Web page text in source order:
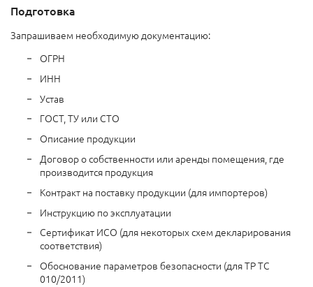
Подготовка
Запрашиваем необходимую документацию:
ОГРН
ИНН
Устав
ГОСТ, ТУ или СТО
Описание продукции
Договор о собственности или аренды помещения, где
производится продукция
Контракт на поставку продукции (для импортеров)
Инструкцию по эксплуатации
Сертификат ИСО (для некоторых схем декларирования
соответствия)
Обоснование параметров безопасности (для ТР ТС
010/2011)